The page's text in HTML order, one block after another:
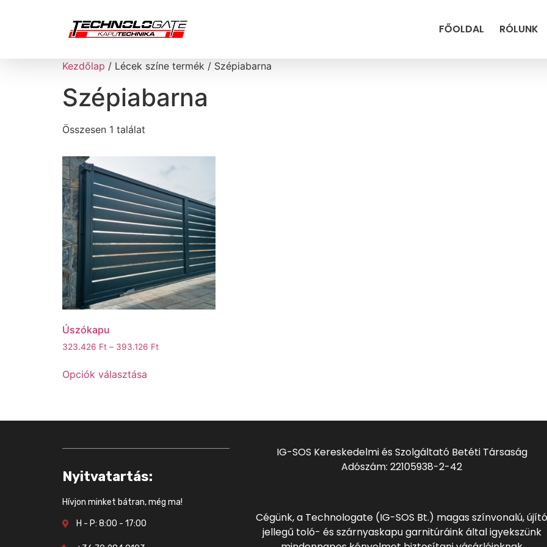
FŐOLDAL RÓLUNK
Kezdőlap / Lécek színe termék / Szépiabarna
Szépiabarna
Összesen 1 találat
Úszókapu
323.426 Ft – 393.126 Ft
Opciók választása
Nyitvatartás:
Hívjon minket bátran, még ma!
H - P: 8:00 - 17:00
IG-SOS Kereskedelmi és Szolgáltató Betéti Társaság
Adószám: 22105938-2-42
Cégünk, a Technologate (IG-SOS Bt.) magas színvonalú, újító
jellegű toló- és szárnyaskapu garnitúráink által igyekszünk